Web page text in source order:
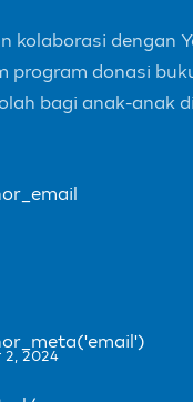
kolaborasi dengan
program donasi
bagi anak-anak
2, 2024